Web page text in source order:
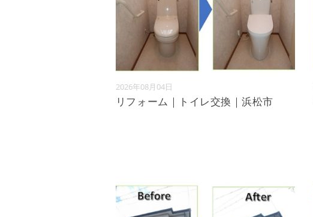
2026年08月04日
リフォーム｜トイレ交換｜浜松市